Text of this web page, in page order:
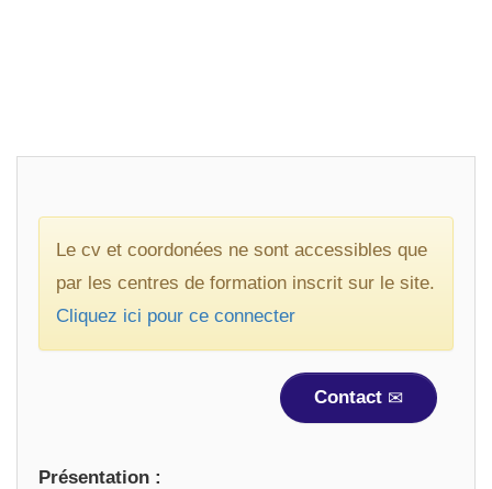
Le cv et coordonées ne sont accessibles que
par les centres de formation inscrit sur le site.
Cliquez ici pour ce connecter
Contact
Présentation :